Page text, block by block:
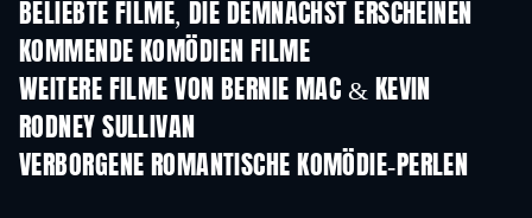
BELIEBTE FILME, DIE DEMNÄCHST ERSCHEINEN
KOMMENDE KOMÖDIEN FILME
WEITERE FILME VON BERNIE MAC & KEVIN
RODNEY SULLIVAN
VERBORGENE ROMANTISCHE KOMÖDIE-PERLEN
Serie